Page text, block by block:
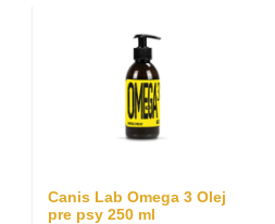
Canis Lab Omega 3 Olej
pre psy 250 ml